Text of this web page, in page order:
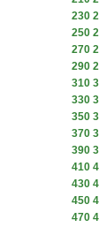
230
250
270
290
310
330
350
370
390
410
430
450
470